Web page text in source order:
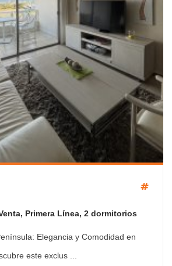
Primera Línea, 2 dormitorios
Elegancia y Comodidad en
este exclus ...